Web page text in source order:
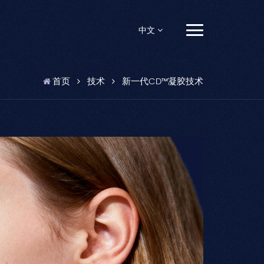
中文
English
Pусский
Português
العربية
日本語
首页 技术 新一代CD™凝胶技术